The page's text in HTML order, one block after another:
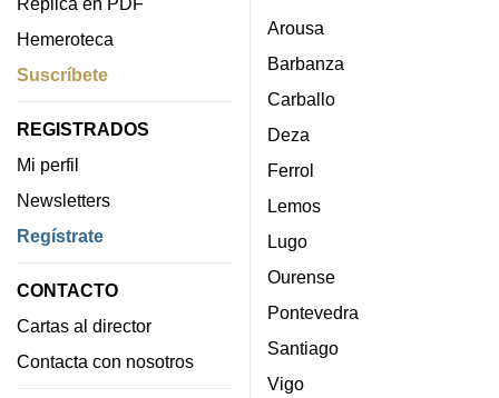
Hemeroteca
Suscríbete
REGISTRADOS
Mi perfil
Newsletters
Regístrate
CONTACTO
Cartas al director
Contacta con nosotros
Arousa
Barbanza
Carballo
Deza
Ferrol
Lemos
Lugo
Ourense
Pontevedra
Santiago
Vigo